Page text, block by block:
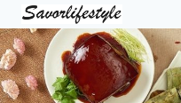
Skip
to
content